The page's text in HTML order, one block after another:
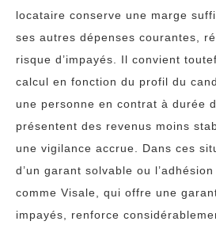
locataire conserve une marge
ses autres dépenses courantes,
risque d’impayés. Il convient
calcul en fonction du profil du
une personne en contrat à durée
présentent des revenus moins
une vigilance accrue. Dans ces
d’un garant solvable ou
comme Visale, qui offre une
impayés, renforce